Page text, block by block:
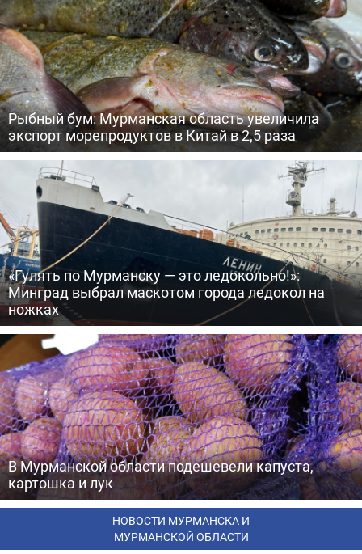
Рыбный бум: Мурманская область увеличила
экспорт морепродуктов в Китай в 2,5 раза
«Гулять по Мурманску — это ледокольно!»:
Минград выбрал маскотом города ледокол на
ножках
В Мурманской области подешевели капуста,
картошка и лук
НОВОСТИ МУРМАНСКА И
МУРМАНСКОЙ ОБЛАСТИ